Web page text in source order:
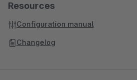
Resources
Configuration manual
Changelog